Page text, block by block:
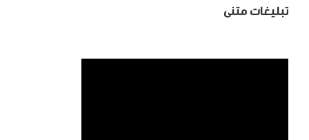
تبلیغات متنی